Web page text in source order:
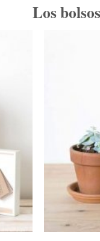
Los